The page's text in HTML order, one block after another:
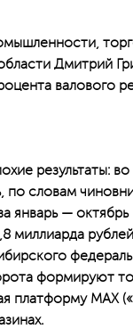
Дмитрий
валового
результаты:
словам
январь —
миллиарда
формируют
платформу MAX